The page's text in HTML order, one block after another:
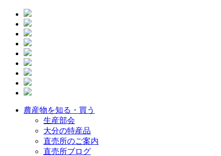
農産物を知る・買う
生産部会
大分の特産品
直売所のご案内
直売所ブログ